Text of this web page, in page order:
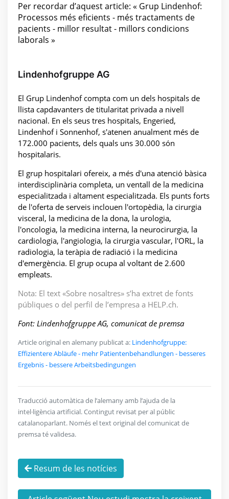
Per recordar d’aquest article: « Grup Lindenhof:
Processos més eficients - més tractaments de
pacients - millor resultat - millors condicions
laborals »
Lindenhofgruppe AG
El Grup Lindenhof compta com un dels hospitals de
llista capdavanters de titularitat privada a nivell
nacional. En els seus tres hospitals, Engeried,
Lindenhof i Sonnenhof, s'atenen anualment més de
172.000 pacients, dels quals uns 30.000 són
hospitalaris.
El grup hospitalari ofereix, a més d'una atenció bàsica
interdisciplinària completa, un ventall de la medicina
especialitzada i altament especialitzada. Els punts forts
de l'oferta de serveis inclouen l'ortopèdia, la cirurgia
visceral, la medicina de la dona, la urologia,
l'oncologia, la medicina interna, la neurocirurgia, la
cardiologia, l'angiologia, la cirurgia vascular, l'ORL, la
radiologia, la teràpia de radiació i la medicina
d'emergència. El grup ocupa al voltant de 2.600
empleats.
Nota: El text «Sobre nosaltres» s’ha extret de fonts
públiques o del perfil de l’empresa a HELP.ch.
Font: Lindenhofgruppe AG, comunicat de premsa
Article original en alemany publicat a: Lindenhofgruppe:
Effizientere Abläufe - mehr Patientenbehandlungen - besseres
Ergebnis - bessere Arbeitsbedingungen
Traducció automàtica de l’alemany amb l’ajuda de la
intel·ligència artificial. Contingut revisat per al públic
catalanoparlant. Només el text original del comunicat de
premsa té validesa.
Resum de les notícies